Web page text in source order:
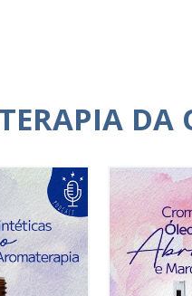
DA